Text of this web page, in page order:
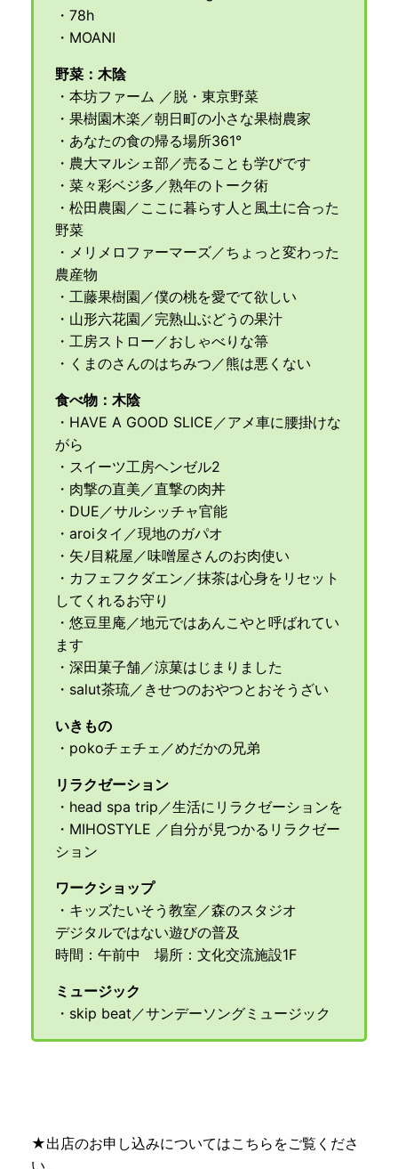
・78h
・MOANI
野菜：木陰
・本坊ファーム ／脱・東京野菜
・果樹園木楽／朝日町の小さな果樹農家
・あなたの食の帰る場所361°
・農大マルシェ部／売ることも学びです
・菜々彩ベジ多／熟年のトーク術
・松田農園／ここに暮らす人と風土に合った
野菜
・メリメロファーマーズ／ちょっと変わった
農産物
・工藤果樹園／僕の桃を愛でて欲しい
・山形六花園／完熟山ぶどうの果汁
・工房ストロー／おしゃべりな箒
・くまのさんのはちみつ／熊は悪くない
食べ物：木陰
・HAVE A GOOD SLICE／アメ車に腰掛けな
がら
・スイーツ工房ヘンゼル2
・肉撃の直美／直撃の肉丼
・DUE／サルシッチャ官能
・aroiタイ／現地のガパオ
・矢ﾉ目糀屋／味噌屋さんのお肉使い
・カフェフクダエン／抹茶は心身をリセット
してくれるお守り
・悠豆里庵／地元ではあんこやと呼ばれてい
ます
・深田菓子舗／涼菓はじまりました
・salut茶琉／きせつのおやつとおそうざい
いきもの
・pokoチェチェ／めだかの兄弟
リラクゼーション
・head spa trip／生活にリラクゼーションを
・MIHOSTYLE ／自分が見つかるリラクゼー
ション
ワークショップ
・キッズたいそう教室／森のスタジオ
デジタルではない遊びの普及
時間：午前中 場所：文化交流施設1F
ミュージック
・skip beat／サンデーソングミュージック
★出店のお申し込みについてはこちらをご覧くださ
い。